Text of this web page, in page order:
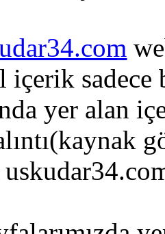
içerik sadece
yer alan